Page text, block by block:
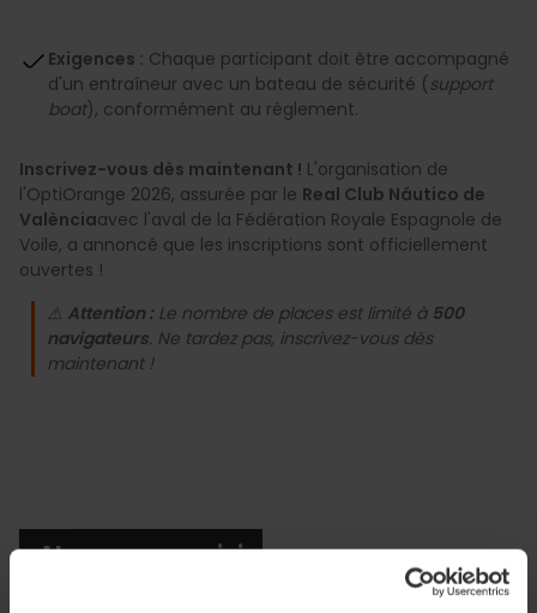
Exigences : Chaque participant doit être accompagné
d'un entraîneur avec un bateau de sécurité (support
boat), conformément au règlement.
Inscrivez-vous dès maintenant ! L'organisation de
l'OptiOrange 2026, assurée par le Real Club Náutico de
Valènciaavec l'aval de la Fédération Royale Espagnole de
Voile, a annoncé que les inscriptions sont officiellement
ouvertes !
⚠️ Attention : Le nombre de places est limité à 500
navigateurs. Ne tardez pas, inscrivez-vous dès
maintenant !
Abonnez-vous ici